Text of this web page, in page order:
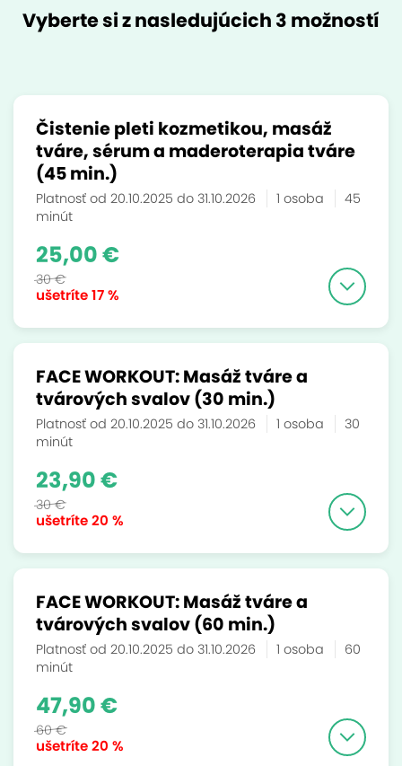
Vyberte si z nasledujúcich 3 možností
Čistenie pleti kozmetikou, masáž
tváre, sérum a maderoterapia tváre
(45 min.)
Platnosť od 20.10.2025 do 31.10.2026 1 osoba
45
minút
ušetríte17 %
25,00 €
30 €
FACE WORKOUT: Masáž tváre a
tvárových svalov (30 min.)
Platnosť od 20.10.2025 do 31.10.2026 1 osoba
30
minút
ušetríte20 %
23,90 €
30 €
FACE WORKOUT: Masáž tváre a
tvárových svalov (60 min.)
Platnosť od 20.10.2025 do 31.10.2026 1 osoba
60
minút
ušetríte20 %
47,90 €
60 €